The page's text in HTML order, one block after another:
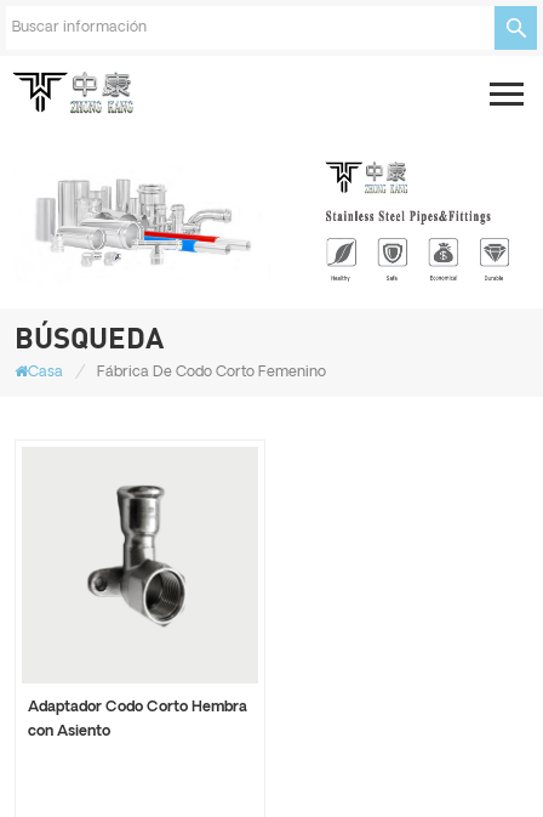
BÚSQUEDA
Casa / Fábrica De Codo Corto Femenino
Adaptador Codo Corto Hembra
con Asiento